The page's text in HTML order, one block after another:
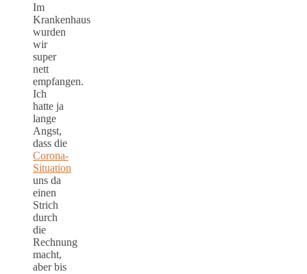
Im
Krankenhaus
wurden
wir
super
nett
empfangen.
Ich
hatte ja
lange
Angst,
dass die
Corona-
Situation
uns da
einen
Strich
durch
die
Rechnung
macht,
aber bis